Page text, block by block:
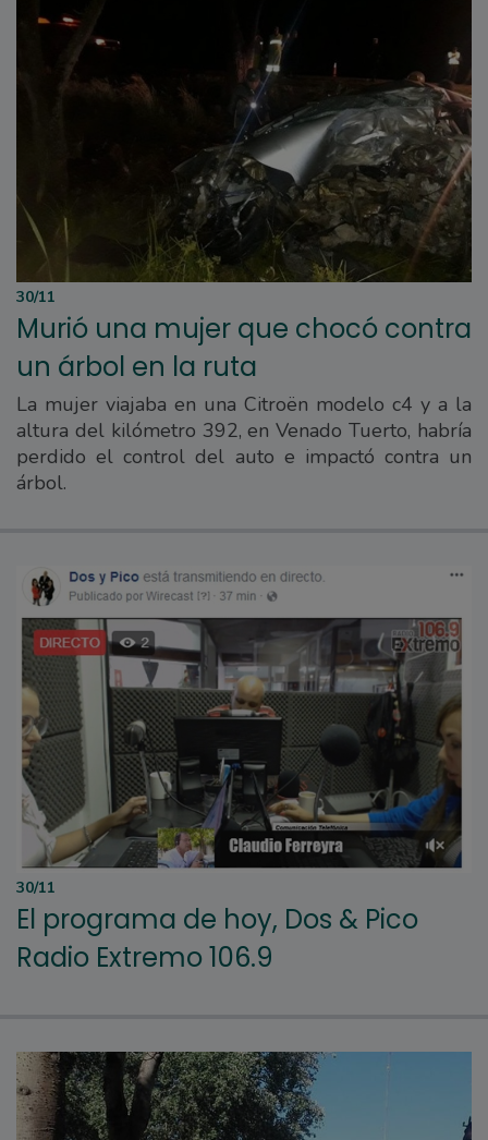
30/11
Murió una mujer que chocó contra
un árbol en la ruta
La mujer viajaba en una Citroën modelo c4 y a la
altura del kilómetro 392, en Venado Tuerto, habría
perdido el control del auto e impactó contra un
árbol.
30/11
El programa de hoy, Dos & Pico
Radio Extremo 106.9